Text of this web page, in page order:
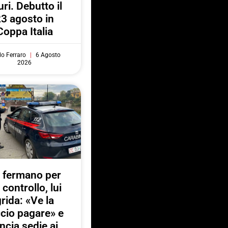
Debutto il
agosto in
Italia
Ferraro
6 Agosto
2026
fermano per
controllo, lui
«Ve la
pagare» e